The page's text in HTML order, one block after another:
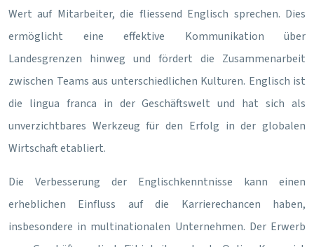
Wert auf Mitarbeiter, die fliessend Englisch sprechen. Dies
ermöglicht eine effektive Kommunikation über
Landesgrenzen hinweg und fördert die Zusammenarbeit
zwischen Teams aus unterschiedlichen Kulturen. Englisch ist
die lingua franca in der Geschäftswelt und hat sich als
unverzichtbares Werkzeug für den Erfolg in der globalen
Wirtschaft etabliert.
Die Verbesserung der Englischkenntnisse kann einen
erheblichen Einfluss auf die Karrierechancen haben,
insbesondere in multinationalen Unternehmen. Der Erwerb